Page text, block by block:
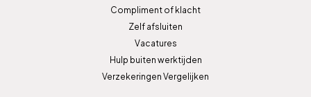
Compliment of klacht
Zelf afsluiten
Vacatures
Hulp buiten werktijden
Verzekeringen Vergelijken